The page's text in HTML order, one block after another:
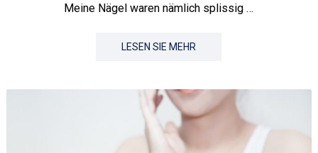
Meine Nägel waren nämlich splissig …
LESEN SIE MEHR